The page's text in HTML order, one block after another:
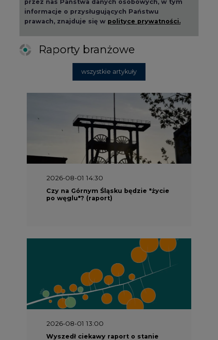
informacje o przysługujących Państwu
prawach, znajduje się w polityce prywatności.
Raporty branżowe
wszystkie artykuły
2026-08-01 14:30
Czy na Górnym Śląsku będzie "życie
po węglu"? (raport)
2026-08-01 13:00
Wyszedł ciekawy raport o stanie